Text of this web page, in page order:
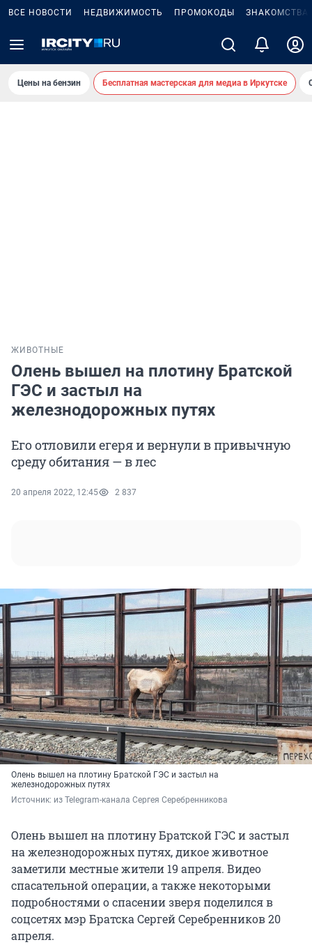
ВСЕ НОВОСТИ НЕДВИЖИМОСТЬ ПРОМОКОДЫ ЗНАКОМСТВА
Цены на бензин Бесплатная мастерская для медиа в Иркутске
ЖИВОТНЫЕ
Олень вышел на плотину Братской
ГЭС и застыл на
железнодорожных путях
Его отловили егеря и вернули в привычную
среду обитания — в лес
20 апреля 2022, 12:45 2 837
Олень вышел на плотину Братской ГЭС и застыл на
железнодорожных путях
Источник: из Telegram-канала Сергея Серебренникова
Олень вышел на плотину Братской ГЭС и застыл
на железнодорожных путях, дикое животное
заметили местные жители 19 апреля. Видео
спасательной операции, а также некоторыми
подробностями о спасении зверя поделился в
соцсетях мэр Братска Сергей Серебренников 20
апреля.